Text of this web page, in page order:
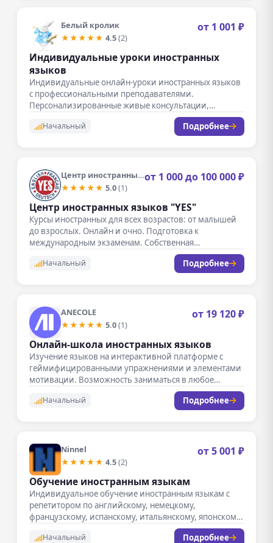
Белый кролик
★★★★★ 4.5(2)
от 1 001 ₽
Индивидуальные уроки иностранных
языков
Индивидуальные онлайн-уроки иностранных языков
с профессиональными преподавателями.
Персонализированные живые консультации,
подстраивающиеся под цели ученика: разговорная
практика, подготовка к…
Начальный Подробнее
Центр иностранных языков «YES»
★★★★★ 5.0(1)
от 1 000 до 100 000 ₽
Центр иностранных языков "YES"
Курсы иностранных для всех возрастов: от малышей
до взрослых. Онлайн и очно. Подготовка к
международным экзаменам. Собственная
Начальный Подробнее
ANECOLE
★★★★★ 5.0(1)
от 19 120 ₽
Онлайн-школа иностранных языков
Изучение языков на интерактивной платформе с
геймифицированными упражнениями и элементами
мотивации. Возможность заниматься в любое
Начальный Подробнее
Ninnel
★★★★★ 4.5(2)
от 5 001 ₽
Обучение иностранным языкам
Индивидуальное обучение иностранным языкам с
репетитором по английскому, немецкому,
французскому, испанскому, итальянскому, японскому,
китайскому и арабскому языкам. Все…
Начальный Подробнее